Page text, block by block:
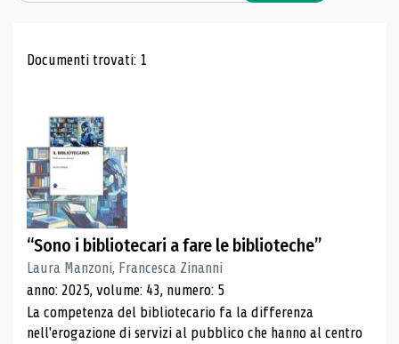
Risultati di ricerca
Documenti trovati: 1
“Sono i bibliotecari a fare le biblioteche”
Laura Manzoni, Francesca Zinanni
anno: 2025, volume: 43, numero: 5
La competenza del bibliotecario fa la differenza
nell'erogazione di servizi al pubblico che hanno al centro